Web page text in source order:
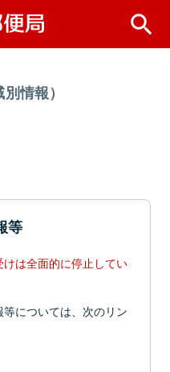
情報）
等
は全面的に停止してい
については、次のリン